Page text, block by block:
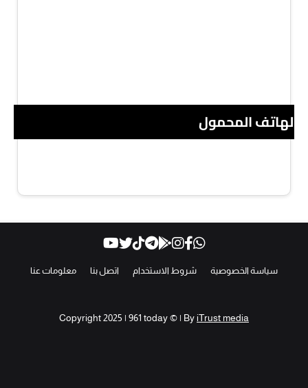
الهاتف المحمول
سياسة الخصوصية شروط الاستخدام اتصل بنا معلومات عنا
Copyright 2025 | 961 today © | By iTrust media